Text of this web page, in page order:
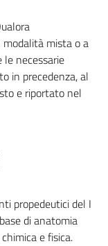
mista o a
necessarie
in precedenza, al
e riportato nel
propedeutici del I
di anatomia
e fisica.